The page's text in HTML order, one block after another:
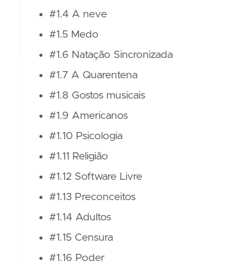
#1.4 A neve
#1.5 Medo
#1.6 Natação Sincronizada
#1.7 A Quarentena
#1.8 Gostos musicais
#1.9 Americanos
#1.10 Psicologia
#1.11 Religião
#1.12 Software Livre
#1.13 Preconceitos
#1.14 Adultos
#1.15 Censura
#1.16 Poder